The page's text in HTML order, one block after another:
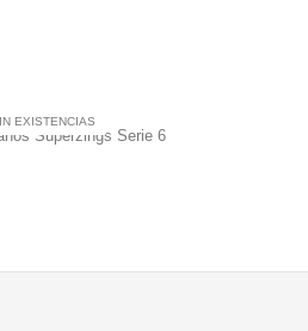
EXISTENCIAS
Superzings Serie 6